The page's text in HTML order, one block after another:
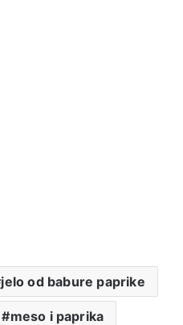
jelo od babure paprike
meso i paprika